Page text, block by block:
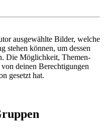
ausgewählte Bilder, welche
stehen können, um dessen
Die Möglichkeit, Themen-
deinen Berechtigungen
gesetzt hat.